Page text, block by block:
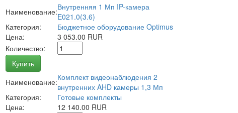
Наименование:Внутренняя 1 Мп IP-камера
E021.0(3.6)
Категория:
Бюджетное оборудование Optimus
Цена:
3 053.00 RUR
Количество:
Купить
Наименование:Комплект видеонаблюдения 2
внутренних AHD камеры 1,3 Мп
Категория:
Готовые комплекты
Цена:
12 140.00 RUR